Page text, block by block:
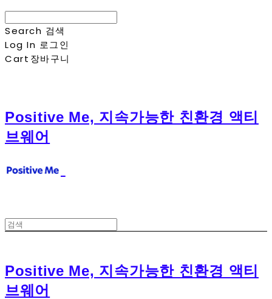
Search 검색
Log In 로그인
Cart 장바구니
Positive Me, 지속가능한 친환경 액티
브웨어
Positive Me, 지속가능한 친환경 액티
브웨어